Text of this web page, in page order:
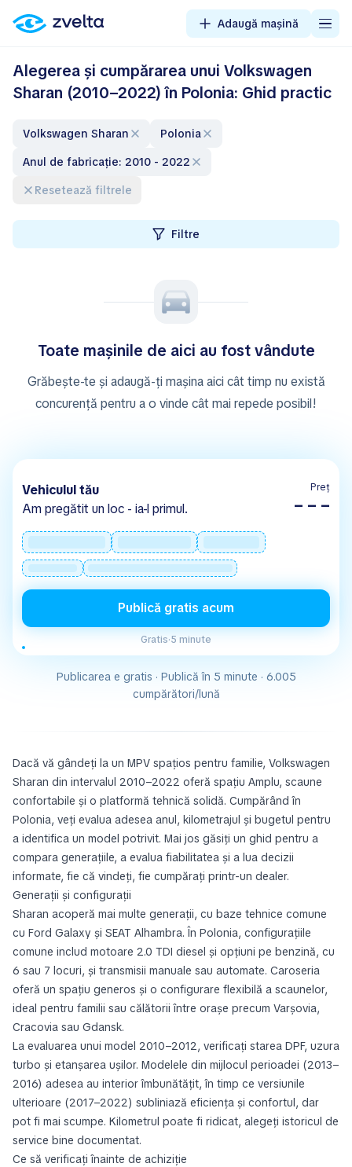
Adaugă mașină
Alegerea și cumpărarea unui Volkswagen
Sharan (2010–2022) în Polonia: Ghid practic
Volkswagen Sharan
Polonia
Anul de fabricație: 2010 - 2022
Resetează filtrele
Filtre
Toate mașinile de aici au fost vândute
Grăbește-te și adaugă-ți mașina aici cât timp nu există
concurență pentru a o vinde cât mai repede posibil!
Vehiculul tău
Am pregătit un loc - ia-l primul.
Preț
– – –
Publică gratis acum
Gratis·5 minute
Publicarea e gratis · Publică în 5 minute · 6.005
cumpărători/lună
Dacă vă gândeți la un MPV spațios pentru familie, Volkswagen
Sharan din intervalul 2010–2022 oferă spațiu Amplu, scaune
confortabile și o platformă tehnică solidă. Cumpărând în
Polonia, veți evalua adesea anul, kilometrajul și bugetul pentru
a identifica un model potrivit. Mai jos găsiți un ghid pentru a
compara generațiile, a evalua fiabilitatea și a lua decizii
informate, fie că vindeți, fie cumpărați printr-un dealer.
Generații și configurații
Sharan acoperă mai multe generații, cu baze tehnice comune
cu Ford Galaxy și SEAT Alhambra. În Polonia, configurațiile
comune includ motoare 2.0 TDI diesel și opțiuni pe benzină, cu
6 sau 7 locuri, și transmisii manuale sau automate. Caroseria
oferă un spațiu generos și o configurare flexibilă a scaunelor,
ideal pentru familii sau călătorii între orașe precum Varșovia,
Cracovia sau Gdansk.
La evaluarea unui model 2010–2012, verificați starea DPF, uzura
turbo și etanșarea ușilor. Modelele din mijlocul perioadei (2013–
2016) adesea au interior îmbunătățit, în timp ce versiunile
ulterioare (2017–2022) subliniază eficiența și confortul, dar
pot fi mai scumpe. Kilometrul poate fi ridicat, alegeți istoricul de
service bine documentat.
Ce să verificați înainte de achiziție